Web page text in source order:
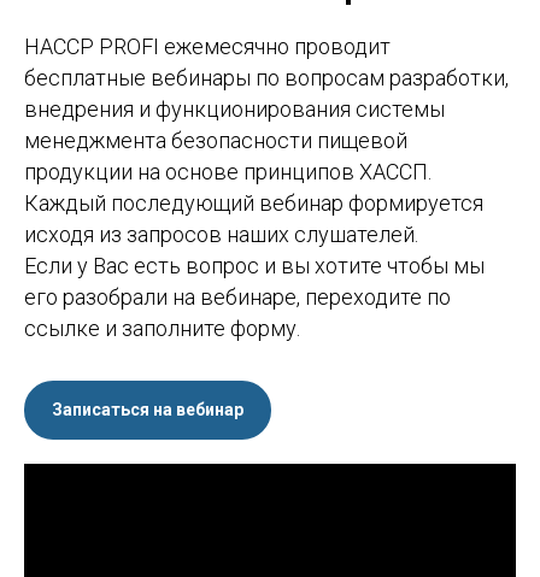
HACCP PROFI ежемесячно проводит
бесплатные вебинары по вопросам разработки,
внедрения и функционирования системы
менеджмента безопасности пищевой
продукции на основе принципов ХАССП.
Каждый последующий вебинар формируется
исходя из запросов наших слушателей.
Если у Вас есть вопрос и вы хотите чтобы мы
его разобрали на вебинаре, переходите по
ссылке и заполните форму.
Записаться на вебинар